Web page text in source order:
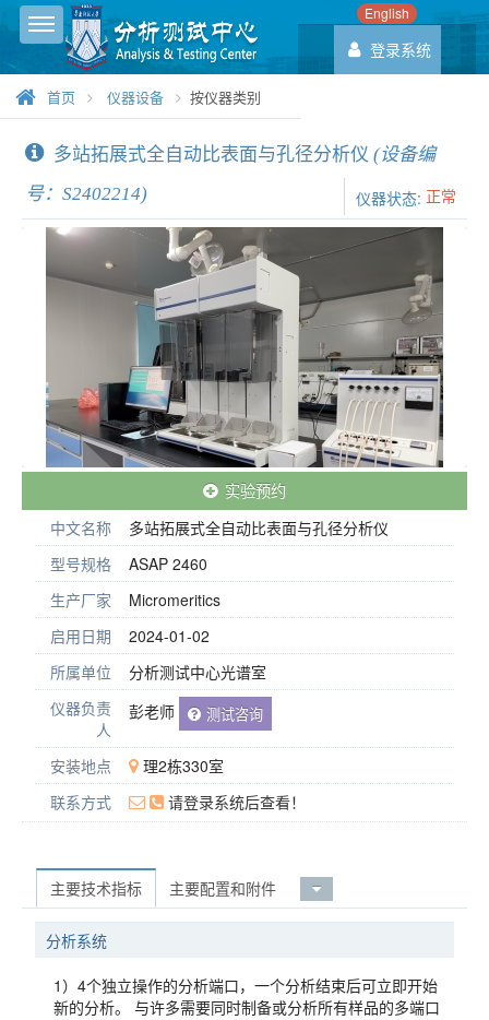
Toggle sidebar English
登录系统
首页 仪器设备 按仪器类别
多站拓展式全自动比表面与孔径分析仪 (设备编
号：S2402214)
仪器状态: 正常
实验预约
中文名称
多站拓展式全自动比表面与孔径分析仪
型号规格
ASAP 2460
生产厂家
Micromeritics
启用日期
2024-01-02
所属单位
分析测试中心光谱室
仪器负责
人
彭老师 测试咨询
安装地点
理2栋330室
联系方式
请登录系统后查看！
主要技术指标 主要配置和附件
分析系统
1）4个独立操作的分析端口，一个分析结束后可立即开始
新的分析。 与许多需要同时制备或分析所有样品的多端口